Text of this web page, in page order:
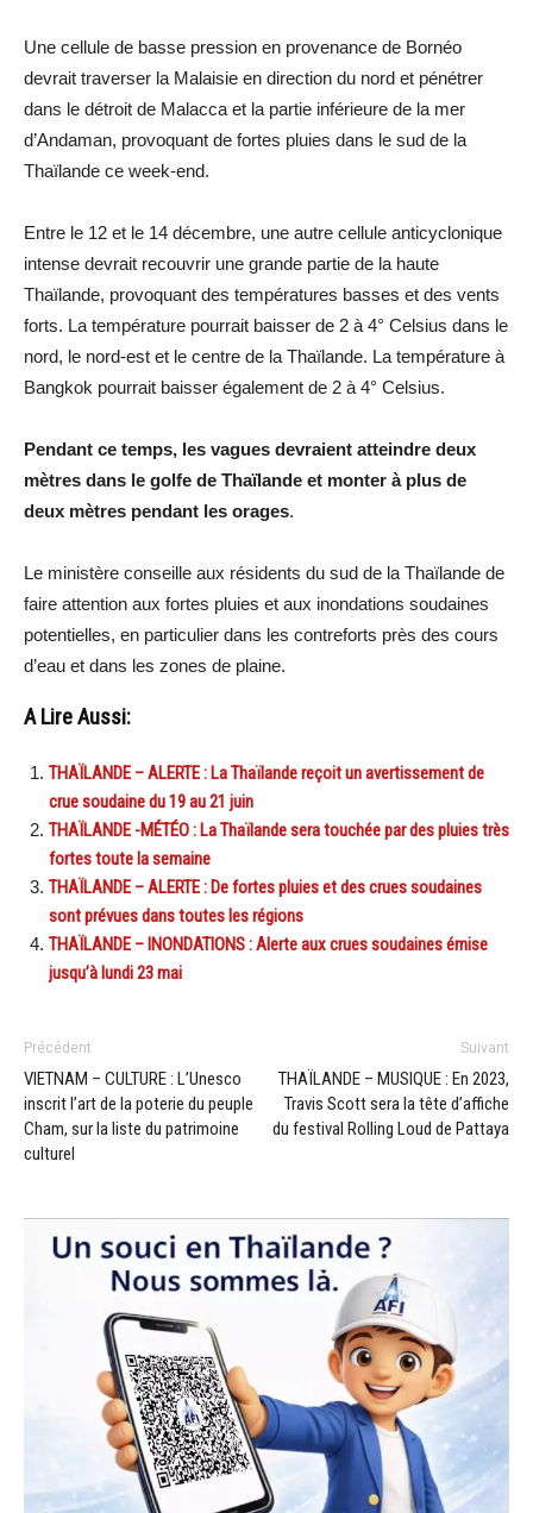
Une cellule de basse pression en provenance de Bornéo
devrait traverser la Malaisie en direction du nord et pénétrer
dans le détroit de Malacca et la partie inférieure de la mer
d’Andaman, provoquant de fortes pluies dans le sud de la
Thaïlande ce week-end.
Entre le 12 et le 14 décembre, une autre cellule anticyclonique
intense devrait recouvrir une grande partie de la haute
Thaïlande, provoquant des températures basses et des vents
forts. La température pourrait baisser de 2 à 4° Celsius dans le
nord, le nord-est et le centre de la Thaïlande. La température à
Bangkok pourrait baisser également de 2 à 4° Celsius.
Pendant ce temps, les vagues devraient atteindre deux
mètres dans le golfe de Thaïlande et monter à plus de
deux mètres pendant les orages.
Le ministère conseille aux résidents du sud de la Thaïlande de
faire attention aux fortes pluies et aux inondations soudaines
potentielles, en particulier dans les contreforts près des cours
d’eau et dans les zones de plaine.
A Lire Aussi:
THAÏLANDE – ALERTE : La Thaïlande reçoit un avertissement de
crue soudaine du 19 au 21 juin
THAÏLANDE -MÉTÉO : La Thaïlande sera touchée par des pluies très
fortes toute la semaine
THAÏLANDE – ALERTE : De fortes pluies et des crues soudaines
sont prévues dans toutes les régions
THAÏLANDE – INONDATIONS : Alerte aux crues soudaines émise
jusqu’à lundi 23 mai
Précédent
VIETNAM – CULTURE : L’Unesco
inscrit l’art de la poterie du peuple
Cham, sur la liste du patrimoine
culturel
Suivant
THAÏLANDE – MUSIQUE : En 2023,
Travis Scott sera la tête d’affiche
du festival Rolling Loud de Pattaya